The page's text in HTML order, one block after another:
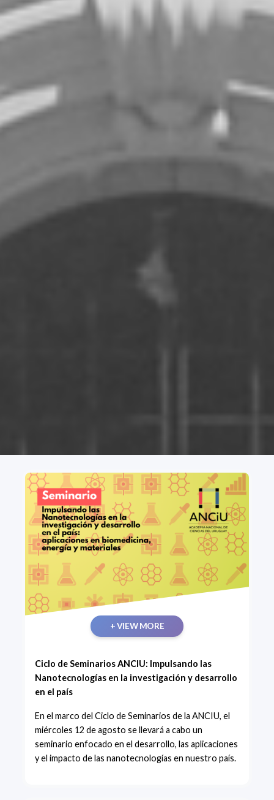
+ VIEW MORE
Ciclo de Seminarios ANCIU: Impulsando las
Nanotecnologías en la investigación y desarrollo
en el país
En el marco del Ciclo de Seminarios de la ANCIU, el
miércoles 12 de agosto se llevará a cabo un
seminario enfocado en el desarrollo, las aplicaciones
y el impacto de las nanotecnologías en nuestro país.